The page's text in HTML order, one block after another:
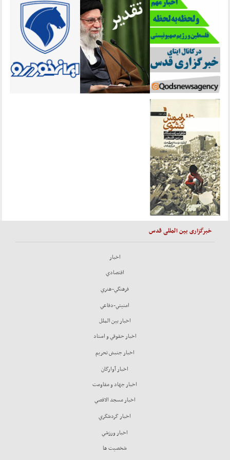
خبرگزاری بین المللی قدس
اخبار
اقتصادي
فرهنگي-هنري
امنيتي-دفاعي
اخبار بين الملل
اخبار حقوقي و اسناد
اخبار جنبش تحريم
اخبار آوارگان
اخبار جهاد و مقاومت
اخبار مسجد الاقصي
اخبار گردشگري
اخبار ورزشي
شخصيت ها